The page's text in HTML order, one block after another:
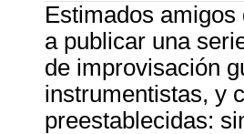
Estimados
a publicar una
de improvisación
instrumentistas, y
preestablecidas: